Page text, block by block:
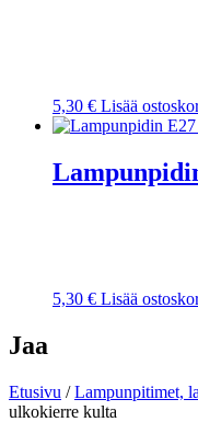
5,30 € Lisää
5,30 € Lisää
Jaa
Etusivu /Lampunpitimet,
ulkokierre kulta